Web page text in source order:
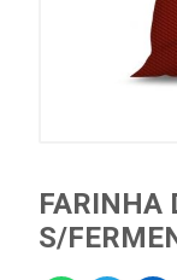
FARINHA
S/